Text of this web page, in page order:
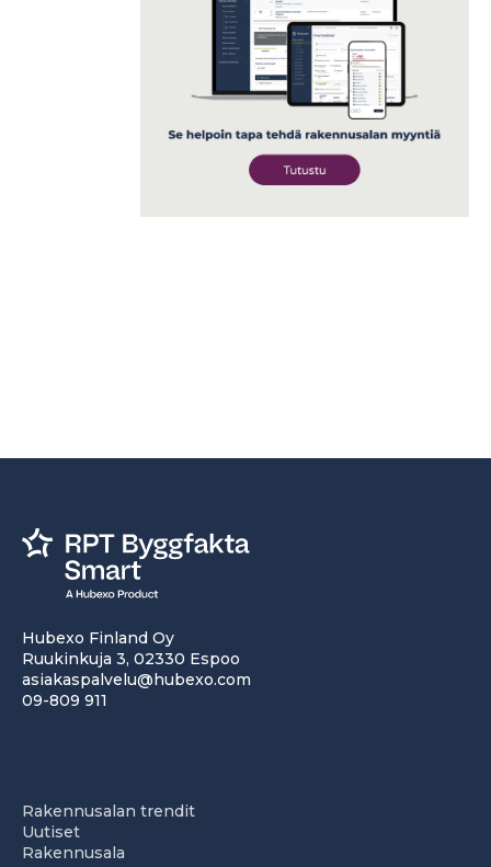
Hubexo Finland Oy
Ruukinkuja 3, 02330 Espoo
asiakaspalvelu@hubexo.com
09-809 911
Rakennusalan trendit
Uutiset
Rakennusala